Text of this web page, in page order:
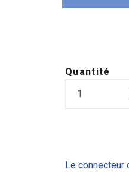
Quantité
Le